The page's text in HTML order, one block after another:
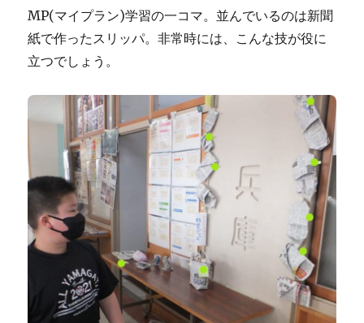
MP(マイプラン)学習の一コマ。並んでいるのは新聞
紙で作ったスリッパ。非常時には、こんな技が役に
立つでしょう。